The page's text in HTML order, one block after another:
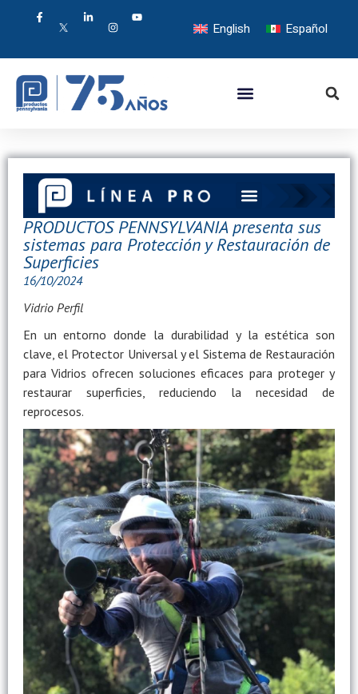
English Español
PRODUCTOS PENNSYLVANIA presenta sus
sistemas para Protección y Restauración de
Superficies
16/10/2024
Vidrio Perfil
En un entorno donde la durabilidad y la estética son
clave, el Protector Universal y el Sistema de Restauración
para Vidrios ofrecen soluciones eficaces para proteger y
restaurar superficies, reduciendo la necesidad de
reprocesos.